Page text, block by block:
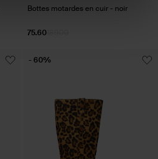
Bottes motardes en cuir - noir
75.60
- 60%